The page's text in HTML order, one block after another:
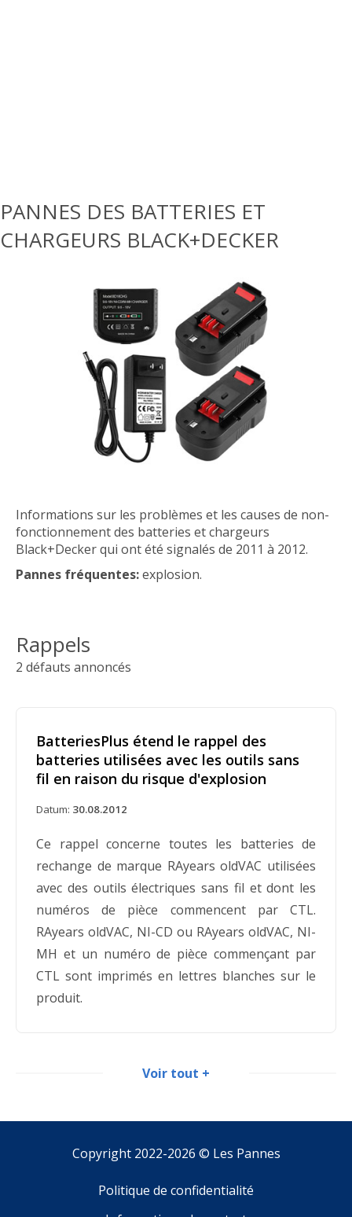
PANNES DES BATTERIES ET
CHARGEURS BLACK+DECKER
Informations sur les problèmes et les causes de non-
fonctionnement des batteries et chargeurs
Black+Decker qui ont été signalés de 2011 à 2012.
Pannes fréquentes:explosion.
Rappels
2 défauts annoncés
BatteriesPlus étend le rappel des
batteries utilisées avec les outils sans
fil en raison du risque d'explosion
Datum: 30.08.2012
Ce rappel concerne toutes les batteries de
rechange de marque RAyears oldVAC utilisées
avec des outils électriques sans fil et dont les
numéros de pièce commencent par CTL.
RAyears oldVAC, NI-CD ou RAyears oldVAC, NI-
MH et un numéro de pièce commençant par
CTL sont imprimés en lettres blanches sur le
produit.
21.12.2011
Le présent rappel vise des blocs-piles de
Voir tout +
Copyright 2022-2026 © Les Pannes
Politique de confidentialité